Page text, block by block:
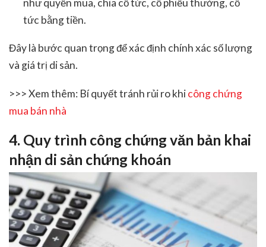
như quyền mua, chia cổ tức, cổ phiếu thưởng, cổ
tức bằng tiền.
Đây là bước quan trọng để xác định chính xác số lượng
và giá trị di sản.
>>> Xem thêm: Bí quyết tránh rủi ro khicông chứng
mua bán nhà
4. Quy trình công chứng văn bản khai
nhận di sản chứng khoán